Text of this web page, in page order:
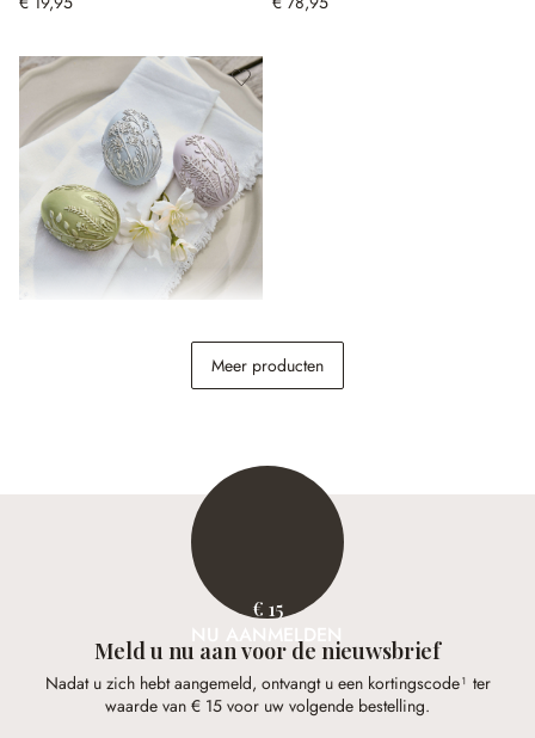
Meer producten
€ 15
NU AANMELDEN
Meld u nu aan voor de nieuwsbrief
Nadat u zich hebt aangemeld, ontvangt u een kortingscode¹ ter
waarde van € 15 voor uw volgende bestelling.